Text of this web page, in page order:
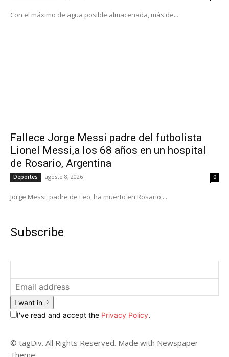
Con el máximo de agua posible almacenada, más de...
Fallece Jorge Messi padre del futbolista
Lionel Messi,a los 68 años en un hospital
de Rosario, Argentina
Deportes agosto 8, 2026 0
Jorge Messi, padre de Leo, ha muerto en Rosario,...
Subscribe
I want in
I've read and accept the Privacy Policy.
© tagDiv. All Rights Reserved. Made with Newspaper
Theme.